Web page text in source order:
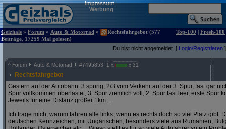
Impressum|
Werbung
Geizhals » Forum » Auto & Motorrad »
Rechtsfahrgebot (577
Beiträge, 17259 Mal gelesen)
Top-100 | Fresh-100
Du bist nicht angemeldet. [ Login/Registrieren ]
^ Forum Auto & Motorrad #7495853 1 x x 21
Rechtsfahrgebot
Gestern auf der Autobahn: 3 spurig, 2/3 vom Verkehr auf der 3. Spur, fast gar
Spur vollkommen überlastet, 3. Spur ziemlich voll, 2. Spur fast leer, erste Spur
Jeweils für eine Distanz größer 1km ...
Ich frage mich, warum fahren alle links, wenn es rechts doch so viel Platz gibt.
deutschen Kennzeichen, mit Ungarischen, besonders viele aus Rumänien,